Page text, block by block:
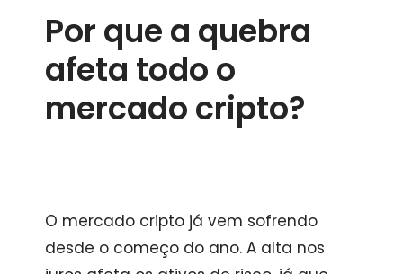
Por que a quebra
afeta todo o
mercado cripto?
O mercado cripto já vem sofrendo
desde o começo do ano. A alta nos